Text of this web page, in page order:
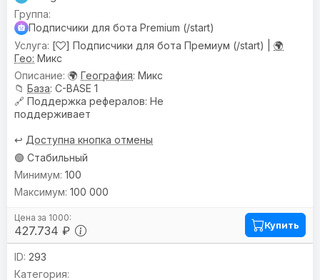
Подписчики для бота Premium (/start)
[
] Подписчики для бота Премиум (/start) | 🌍
Гео: Микс
🌍 География: Микс
📁 База: C-BASE 1
🔗 Поддержка рефералов: Не
поддерживает
↩️ Доступна кнопка отмены
🟢 Стабильный
427.734 ₽
100
100 000
Купить
293